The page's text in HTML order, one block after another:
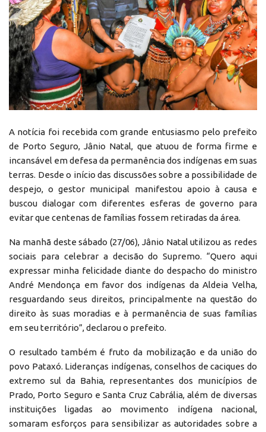
A notícia foi recebida com grande entusiasmo pelo prefeito
de Porto Seguro, Jânio Natal, que atuou de forma firme e
incansável em defesa da permanência dos indígenas em suas
terras. Desde o início das discussões sobre a possibilidade de
despejo, o gestor municipal manifestou apoio à causa e
buscou dialogar com diferentes esferas de governo para
evitar que centenas de famílias fossem retiradas da área.
Na manhã deste sábado (27/06), Jânio Natal utilizou as redes
sociais para celebrar a decisão do Supremo. “Quero aqui
expressar minha felicidade diante do despacho do ministro
André Mendonça em favor dos indígenas da Aldeia Velha,
resguardando seus direitos, principalmente na questão do
direito às suas moradias e à permanência de suas famílias
em seu território”, declarou o prefeito.
O resultado também é fruto da mobilização e da união do
povo Pataxó. Lideranças indígenas, conselhos de caciques do
extremo sul da Bahia, representantes dos municípios de
Prado, Porto Seguro e Santa Cruz Cabrália, além de diversas
instituições ligadas ao movimento indígena nacional,
somaram esforços para sensibilizar as autoridades sobre a